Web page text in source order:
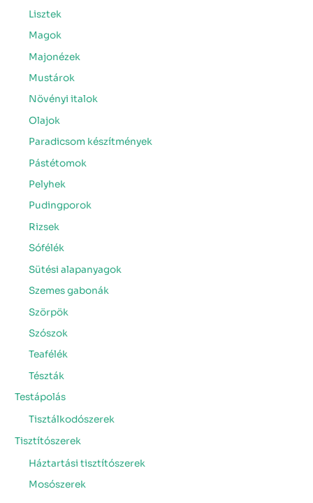
Lisztek
Magok
Majonézek
Mustárok
Növényi italok
Olajok
Paradicsom készítmények
Pástétomok
Pelyhek
Pudingporok
Rizsek
Sófélék
Sütési alapanyagok
Szemes gabonák
Szörpök
Szószok
Teafélék
Tészták
Testápolás
Tisztálkodószerek
Tisztítószerek
Háztartási tisztítószerek
Mosószerek